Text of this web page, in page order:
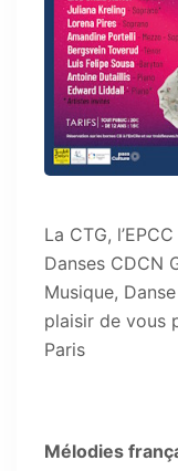
La CTG,
Danses CDCN
Musique,
plaisir de vous
Paris
Mélodies